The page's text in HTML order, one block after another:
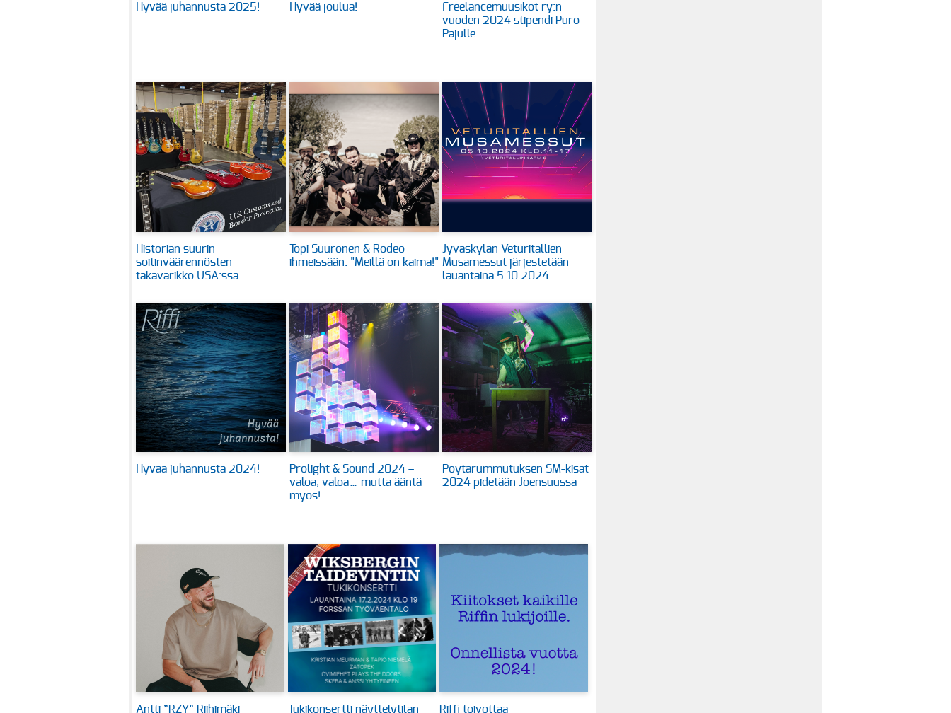
Hyvää juhannusta 2025! Hyvää joulua!
Freelancemuusikot ry:n
vuoden 2024 stipendi Puro
Pajulle
Historian suurin
soitinväärennösten
takavarikko USA:ssa
Topi Suuronen & Rodeo
ihmeissään: "Meillä on kaima!"
Jyväskylän Veturitallien
Musamessut järjestetään
lauantaina 5.10.2024
Hyvää juhannusta 2024!
Prolight & Sound 2024 –
valoa, valoa… mutta ääntä
myös!
Pöytärummutuksen SM-kisat
2024 pidetään Joensuussa
Antti ”RZY” Riihimäki Tukikonsertti näyttelytilan Riffi toivottaa